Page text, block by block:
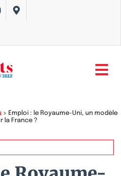
> Emploi : le Royaume-Uni, un modèle
la France ?